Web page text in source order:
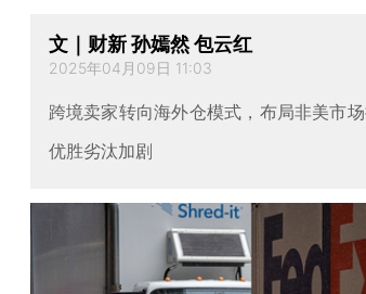
文｜财新 孙嫣然 包云红
2025年04月09日 11:03
跨境卖家转向海外仓模式，布局非美市
优胜劣汰加剧